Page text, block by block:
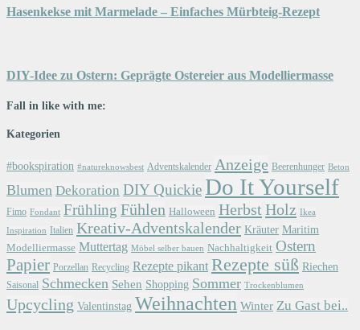
Hasenkekse mit Marmelade – Einfaches Mürbteig-Rezept
DIY-Idee zu Ostern: Geprägte Ostereier aus Modelliermasse
Fall in like with me:
Kategorien
#bookspiration #natureknowsbest Adventskalender Anzeige Beerenhunger Beton
Blumen Dekoration DIY Quickie Do It Yourself
Fimo Fondant Frühling Fühlen Halloween Herbst Holz Ikea
Inspiration Italien Kreativ-Adventskalender Kräuter Maritim
Modelliermasse Muttertag Möbel selber bauen Nachhaltigkeit Ostern
Papier Porzellan Recycling Rezepte pikant Rezepte süß Riechen
Saisonal Schmecken Sehen Shopping Sommer Trockenblumen
Upcycling Valentinstag Weihnachten Winter Zu Gast bei..